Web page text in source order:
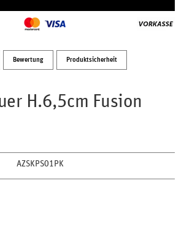
Bewertung Produktsicherheit
H.6,5cm Fusion
AZSKPS01PK